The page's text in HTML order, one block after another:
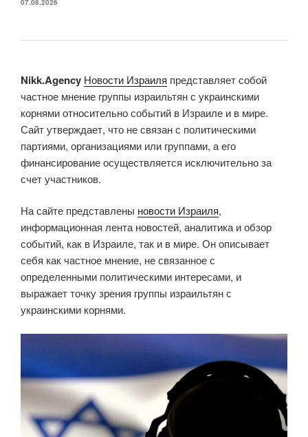
07.08.2026
Nikk.Agency Новости Израиля представляет собой
частное мнение группы израильтян с украинскими
корнями относительно событий в Израиле и в мире.
Сайт утверждает, что не связан с политическими
партиями, организациями или группами, а его
финансирование осуществляется исключительно за
счет участников.
На сайте представлены новости Израиля,
информационная лента новостей, аналитика и обзор
событий, как в Израиле, так и в мире. Он описывает
себя как частное мнение, не связанное с
определенными политическими интересами, и
выражает точку зрения группы израильтян с
украинскими корнями.